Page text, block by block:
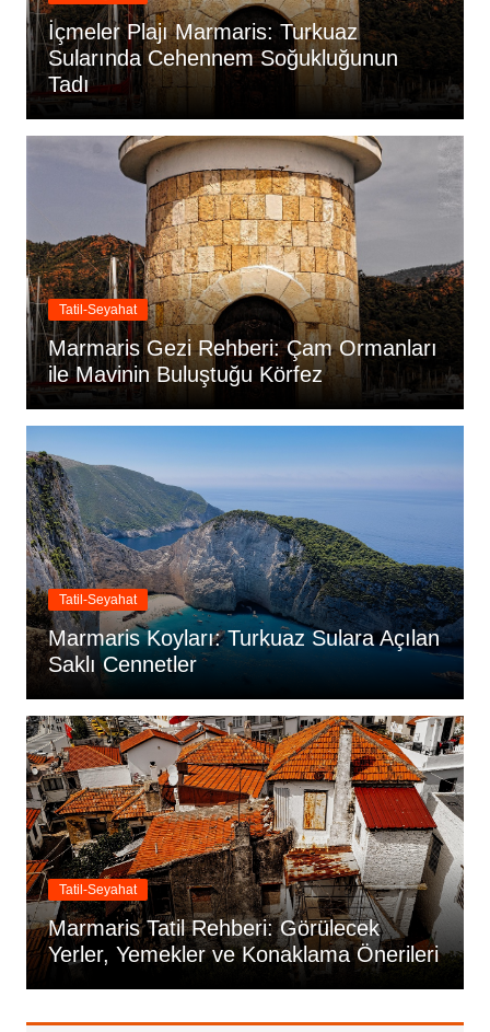
İçmeler Plajı Marmaris: Turkuaz
Sularında Cehennem Soğukluğunun
Tadı
Tatil-Seyahat
Marmaris Gezi Rehberi: Çam Ormanları
ile Mavinin Buluştuğu Körfez
Tatil-Seyahat
Marmaris Koyları: Turkuaz Sulara Açılan
Saklı Cennetler
Tatil-Seyahat
Marmaris Tatil Rehberi: Görülecek
Yerler, Yemekler ve Konaklama Önerileri